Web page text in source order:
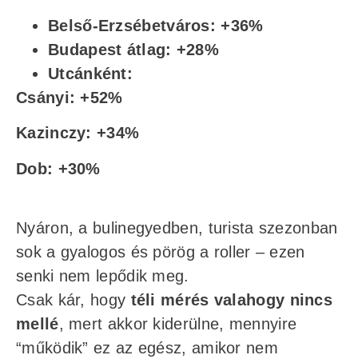
Belső-Erzsébetváros: +36%
Budapest átlag: +28%
Utcánként:
Csányi: +52%
Kazinczy: +34%
Dob: +30%
Nyáron, a bulinegyedben, turista szezonban
sok a gyalogos és pörög a roller – ezen
senki nem lepődik meg.
Csak kár, hogy téli mérés valahogy nincs
mellé, mert akkor kiderülne, mennyire
“működik” ez az egész, amikor nem